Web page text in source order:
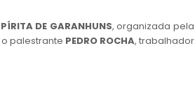
DE GARANHUNS, organizada pela
palestrante PEDRO ROCHA, trabalhador